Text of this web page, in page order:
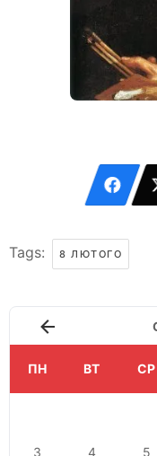
Tags: 8 ЛЮТОГО
ПН ВТ СР
3 4 5